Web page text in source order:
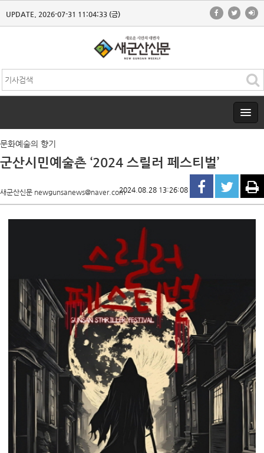
UPDATE. 2026-07-31 11:04:33 (금)
문화예술의 향기
군산시민예술촌 ‘2024 스릴러 페스티벌’
새군산신문 newgunsanews@naver.com2024.08.28 13:26:08